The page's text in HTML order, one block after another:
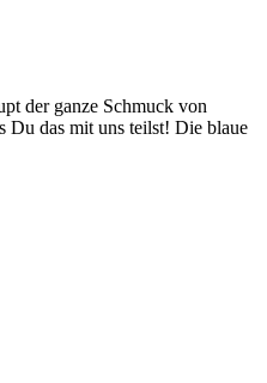
der ganze Schmuck von
Du das mit uns teilst! Die blaue